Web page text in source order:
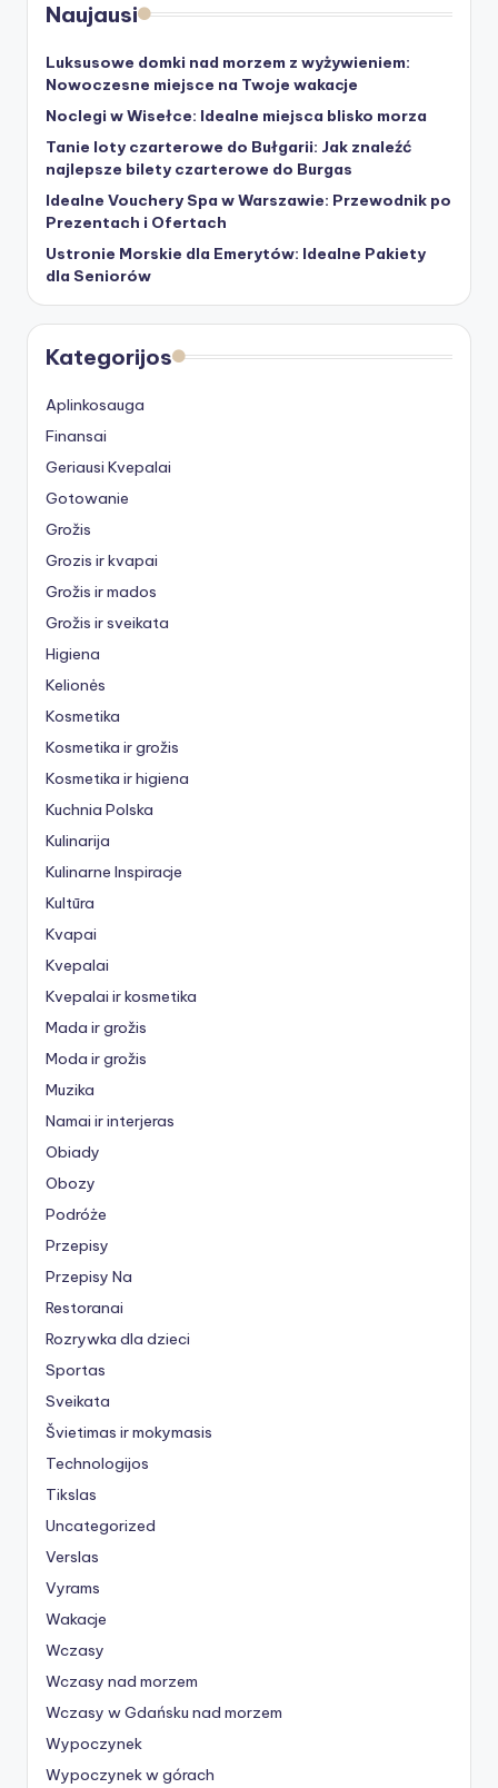
Naujausi
Luksusowe domki nad morzem z wyżywieniem:
Nowoczesne miejsce na Twoje wakacje
Noclegi w Wisełce: Idealne miejsca blisko morza
Tanie loty czarterowe do Bułgarii: Jak znaleźć
najlepsze bilety czarterowe do Burgas
Idealne Vouchery Spa w Warszawie: Przewodnik po
Prezentach i Ofertach
Ustronie Morskie dla Emerytów: Idealne Pakiety
dla Seniorów
Kategorijos
Aplinkosauga
Finansai
Geriausi Kvepalai
Gotowanie
Grožis
Grozis ir kvapai
Grožis ir mados
Grožis ir sveikata
Higiena
Kelionės
Kosmetika
Kosmetika ir grožis
Kosmetika ir higiena
Kuchnia Polska
Kulinarija
Kulinarne Inspiracje
Kultūra
Kvapai
Kvepalai
Kvepalai ir kosmetika
Mada ir grožis
Moda ir grožis
Muzika
Namai ir interjeras
Obiady
Obozy
Podróże
Przepisy
Przepisy Na
Restoranai
Rozrywka dla dzieci
Sportas
Sveikata
Švietimas ir mokymasis
Technologijos
Tikslas
Uncategorized
Verslas
Vyrams
Wakacje
Wczasy
Wczasy nad morzem
Wczasy w Gdańsku nad morzem
Wypoczynek
Wypoczynek w górach